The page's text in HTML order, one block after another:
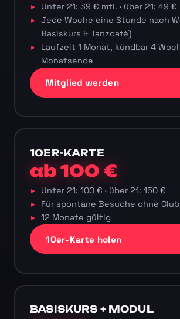
Unter 21: 39 € mtl. · über 21: 49 €
Jede Woche eine Stunde nach
Basiskurs & Tanzcafé)
Laufzeit 1 Monat, kündbar 4
Monatsende
Mitglied werden
10ER-KARTE
ab 100 €
Unter 21: 100 € · über 21: 150 €
Für spontane Besuche ohne Club
12 Monate gültig
10er-Karte holen
BASISKURS + MODUL